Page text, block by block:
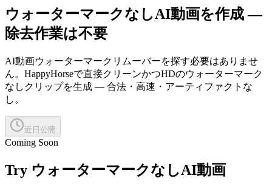
ウォーターマークなしAI動画を作成 —
除去作業は不要
AI動画ウォーターマークリムーバーを探す必要はありませ
ん。HappyHorseで直接クリーンかつHDのウォーターマーク
なしクリップを生成 — 合法・高速・アーティファクトな
し。
近日公開
Coming Soon
Try ウォーターマークなしAI動画